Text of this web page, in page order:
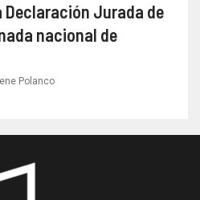
Jurada de
nacional de
Polanco